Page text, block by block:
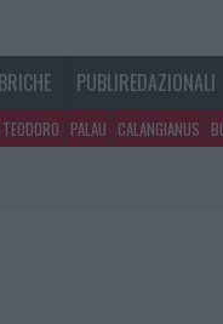
PUBLIREDAZIONALI
PALAU CALANGIANUS
PER VISITA PRIVATA”